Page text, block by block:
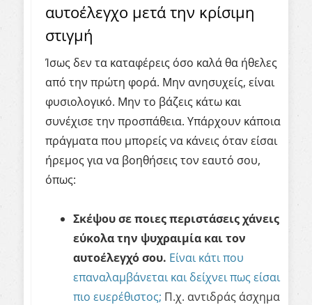
αυτοέλεγχο μετά την κρίσιμη
στιγμή
Ίσως δεν τα καταφέρεις όσο καλά θα ήθελες
από την πρώτη φορά. Μην ανησυχείς, είναι
φυσιολογικό. Μην το βάζεις κάτω και
συνέχισε την προσπάθεια. Υπάρχουν κάποια
πράγματα που μπορείς να κάνεις όταν είσαι
ήρεμος για να βοηθήσεις τον εαυτό σου,
όπως:
Σκέψου σε ποιες περιστάσεις χάνεις
εύκολα την ψυχραιμία και τον
αυτοέλεγχό σου. Είναι κάτι που
επαναλαμβάνεται και δείχνει πως είσαι
πιο ευερέθιστος; Π.χ. αντιδράς άσχημα